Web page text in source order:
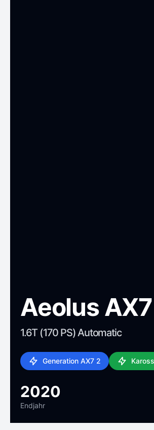
Aeolus
1.6T (170 PS) Automatic
Generation AX7 2
2020
Endjahr